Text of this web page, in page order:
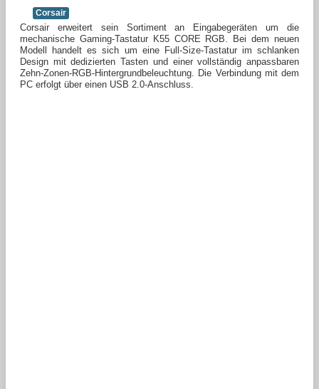
Corsair
Corsair erweitert sein Sortiment an Eingabegeräten um die
mechanische Gaming-Tastatur K55 CORE RGB. Bei dem neuen
Modell handelt es sich um eine Full-Size-Tastatur im schlanken
Design mit dedizierten Tasten und einer vollständig anpassbaren
Zehn-Zonen-RGB-Hintergrundbeleuchtung. Die Verbindung mit dem
PC erfolgt über einen USB 2.0-Anschluss.